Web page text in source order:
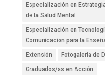
Especialización en
de la Salud Mental
Especialización en
Comunicación para la
Extensión Fotogalería de
Graduados/as en Acción